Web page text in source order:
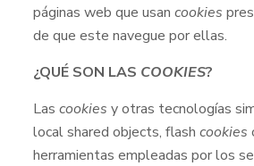
páginas web que usan cookies
de que este navegue por ellas.
¿QUÉ SON LAS COOKIES?
Las cookies y otras tecnologías
local shared objects, flash cookies
herramientas empleadas por los